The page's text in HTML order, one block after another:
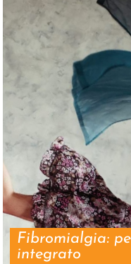
Fibromialgia:
integrato